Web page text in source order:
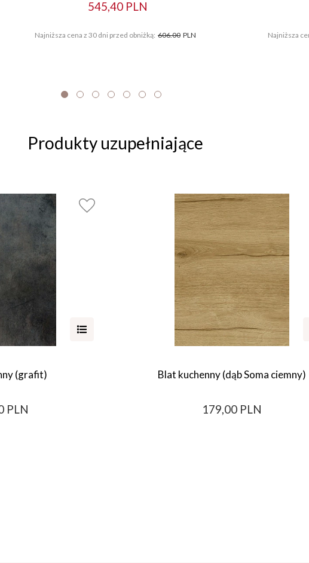
545,40 PLN
Najniższa cena z 30 dni przed obniżką: 606.00 PLN Najniższa
Produkty uzupełniające
(grafit)
PLN
Blat kuchenny (dąb Soma ciemny)
179,00 PLN